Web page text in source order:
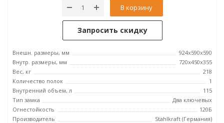
В корзину
Запросить скидку
Внешн. размеры, мм
924x590x590
Внутр. размеры, мм
720x450x355
Вес, кг
218
Количество полок
1
Внутренний объем, л
115
Тип замка
Два ключевых
Огнестойкость
120Б
Производитель
Stahlkraft (Германия)